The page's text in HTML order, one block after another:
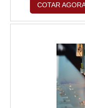
compactas,
acoplamento
transdutores
disponivel na
conhecimento
acesse nosso
COTAR